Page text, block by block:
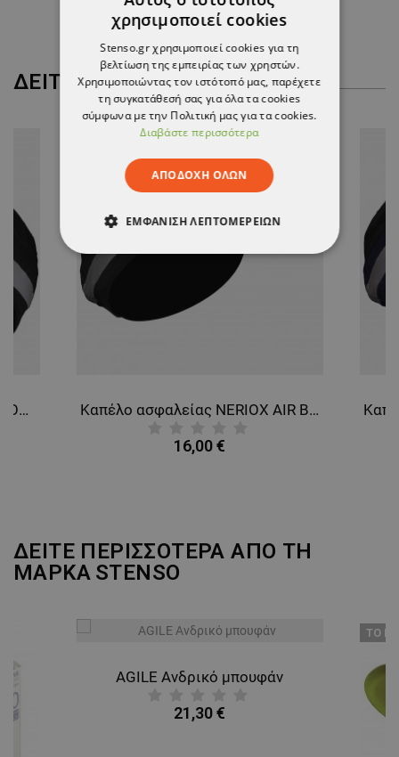
22,32 €
ΔΕΊΤΕ ΠΕΡΙΣΣΌΤΕΡΑ
Καπέλο ασφαλείας NERIOX SPORT AIR BLACK Καπέλο ασφαλείας NERIOX AIR BLACK
16,00 €
ΔΕΙΤΕ ΠΕΡΙΣΣΟΤΕΡΑ ΑΠΟ ΤΗ
ΜΑΡΚΑ STENSO
AGILE Ανδρικό μπουφάν
21,30 €
ТΟ
χρησιμοποιεί cookies
Stenso.gr χρησιμοποιεί cookies για τη
βελτίωση της εμπειρίας των χρηστών.
Χρησιμοποιώντας τον ιστότοπό μας, παρέχετε
τη συγκατάθεσή σας για όλα τα cookies
σύμφωνα με την Πολιτική μας για τα cookies.
Διαβάστε περισσότερα
ΑΠΟΔΟΧΉ ΌΛΩΝ
ΕΜΦΆΝΙΣΗ ΛΕΠΤΟΜΕΡΕΙΏΝ
ΑΠΟΛΎΤΩΣ ΑΠΑΡΑΊΤΗΤΑ